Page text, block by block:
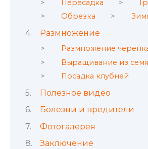
Пересадка
Обрезка
Размножение
Размножение
Выращивание из
Посадка клубней
Полезное видео
Болезни и вредители
Фотогалерея
Заключение